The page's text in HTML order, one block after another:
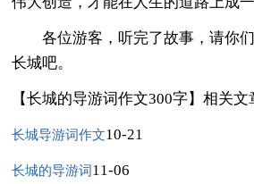
各位游客，听完了故事，请你们
长城吧。
【长城的导游词作文300字】相关文
长城导游词作文10-21
长城的导游词 11-06